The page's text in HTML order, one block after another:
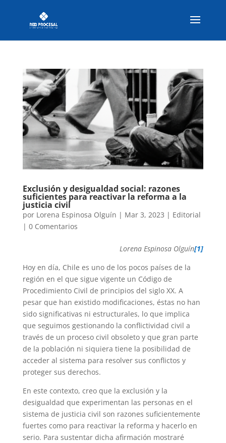
Exclusión y desigualdad social: razones
suficientes para reactivar la reforma a la
justicia civil
por Lorena Espinosa Olguín | Mar 3, 2023 | Editorial
| 0 Comentarios
Lorena Espinosa Olguín[1]
Hoy en día, Chile es uno de los pocos países de la
región en el que sigue vigente un Código de
Procedimiento Civil de principios del siglo XX. A
pesar que han existido modificaciones, éstas no han
sido significativas ni estructurales, lo que implica
que seguimos gestionando la conflictividad civil a
través de un proceso civil obsoleto y que gran parte
de la población ni siquiera tiene la posibilidad de
acceder al sistema para resolver sus conflictos y
proteger sus derechos.
En este contexto, creo que la exclusión y la
desigualdad que experimentan las personas en el
sistema de justicia civil son razones suficientemente
fuertes como para reactivar la reforma y hacerlo en
serio. Para sustentar dicha afirmación mostraré